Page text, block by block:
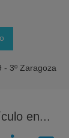
- 3º Zaragoza
en...